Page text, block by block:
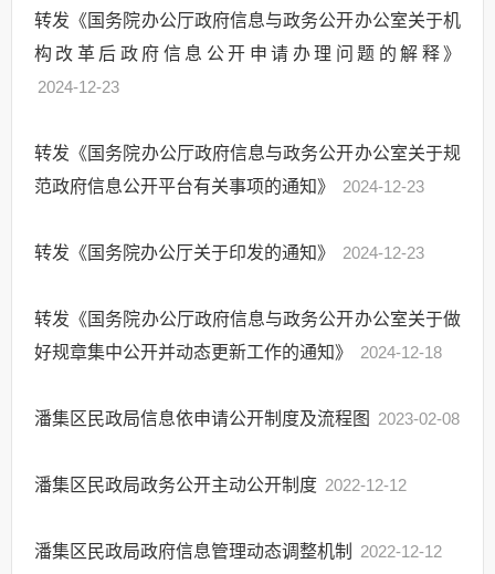
转发《国务院办公厅政府信息与政务公开办公室关于机
构改革后政府信息公开申请办理问题的解释》
2024-12-23
转发《国务院办公厅政府信息与政务公开办公室关于规
范政府信息公开平台有关事项的通知》
2024-12-23
转发《国务院办公厅关于印发的通知》 2024-12-23
转发《国务院办公厅政府信息与政务公开办公室关于做
好规章集中公开并动态更新工作的通知》
2024-12-18
潘集区民政局信息依申请公开制度及流程图 2023-02-08
潘集区民政局政务公开主动公开制度 2022-12-12
潘集区民政局政府信息管理动态调整机制 2022-12-12